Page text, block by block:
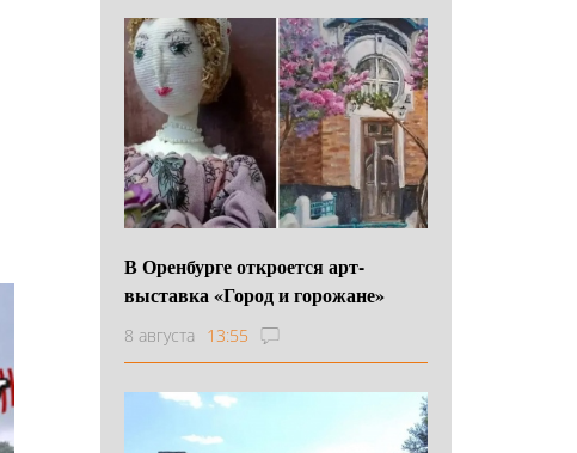
В Оренбурге откроется арт-
выставка «Город и горожане»
8 августа 13:55